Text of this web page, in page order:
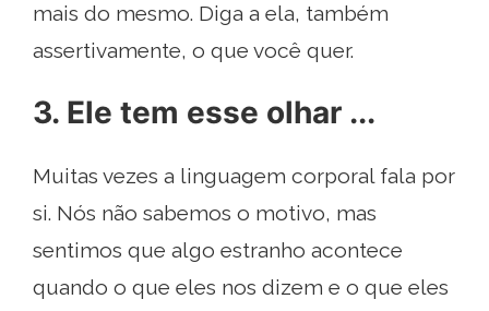
mais do mesmo. Diga a ela, também
assertivamente, o que você quer.
3. Ele tem esse olhar ...
Muitas vezes a linguagem corporal fala por
si. Nós não sabemos o motivo, mas
sentimos que algo estranho acontece
quando o que eles nos dizem e o que eles